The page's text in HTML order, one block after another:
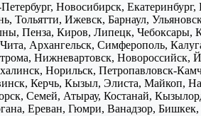
Новосибирск,
Ижевск, Барнаул,
Пенза, Киров, Липецк, Чебоксары,
Архангельск, Симферополь,
Нижневартовск,
Норильск, Петропавловск-
Керчь, Кызыл, Элиста, Майкоп,
Семей, Атырау, Костанай,
Ереван, Гюмри, Ванадзор,